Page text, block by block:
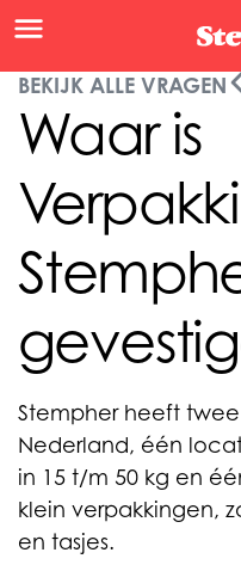
BEKIJK ALLE VRAGEN
Waar is
Stempher heeft twee
Nederland, één
in 15 t/m 50 kg en
klein verpakkingen,
en tasjes.